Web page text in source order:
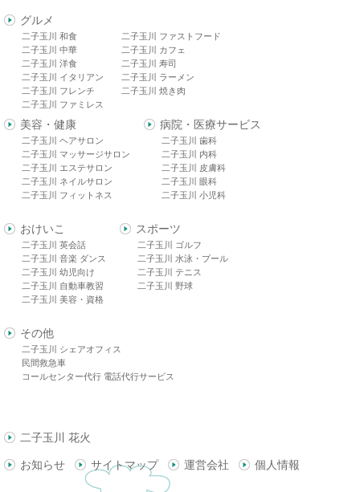
グルメ
二子玉川 和食
二子玉川 中華
二子玉川 洋食
二子玉川 イタリアン
二子玉川 フレンチ
二子玉川 ファミレス
二子玉川 ファストフード
二子玉川 カフェ
二子玉川 寿司
二子玉川 ラーメン
二子玉川 焼き肉
美容・健康
二子玉川 ヘアサロン
二子玉川 マッサージサロン
二子玉川 エステサロン
二子玉川 ネイルサロン
二子玉川 フィットネス
病院・医療サービス
二子玉川 歯科
二子玉川 内科
二子玉川 皮膚科
二子玉川 眼科
二子玉川 小児科
おけいこ
二子玉川 英会話
二子玉川 音楽 ダンス
二子玉川 幼児向け
二子玉川 自動車教習
二子玉川 美容・資格
スポーツ
二子玉川 ゴルフ
二子玉川 水泳・プール
二子玉川 テニス
二子玉川 野球
その他
二子玉川 シェアオフィス
民間救急車
コールセンター代行 電話代行サービス
二子玉川 花火
お知らせ サイトマップ 運営会社 個人情報